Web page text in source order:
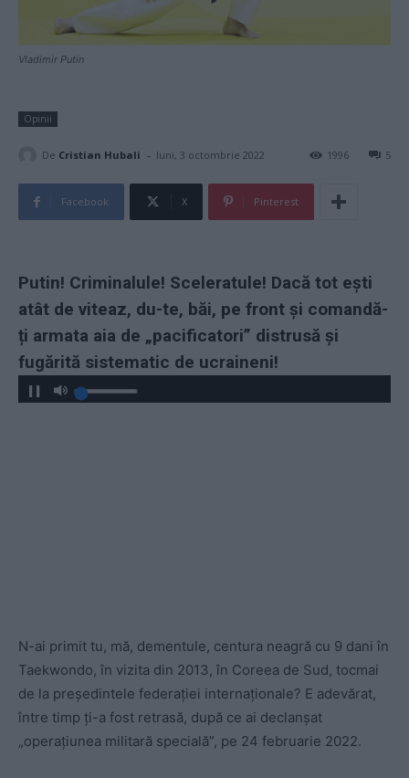
Vladimir Putin
Opinii
De Cristian Hubali - luni, 3 octombrie 2022 5
1996
Facebook X Pinterest
Putin! Criminalule! Sceleratule! Dacă tot ești
atât de viteaz, du-te, băi, pe front și comandă-
ți armata aia de „pacificatori” distrusă și
fugărită sistematic de ucraineni!
N-ai primit tu, mă, dementule, centura neagră cu 9 dani în
Taekwondo, în vizita din 2013, în Coreea de Sud, tocmai
de la președintele federației internaționale? E adevărat,
între timp ți-a fost retrasă, după ce ai declanșat
„operațiunea militară specială”, pe 24 februarie 2022.